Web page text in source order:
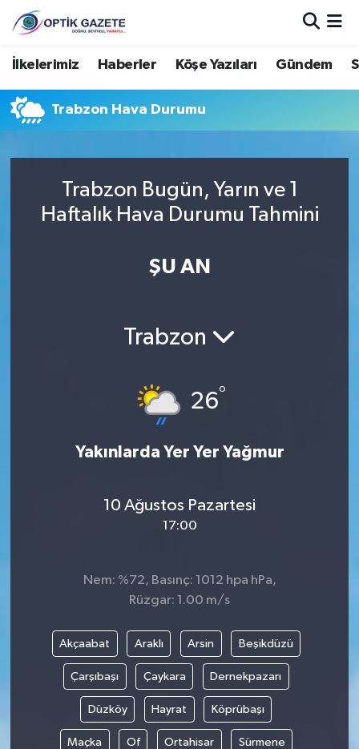
İlkelerimiz Haberler Köşe Yazıları Gündem
Trabzon Hava Durumu
Trabzon Bugün, Yarın ve 1
Haftalık Hava Durumu Tahmini
ŞU AN
Trabzon
26°
Yakınlarda Yer Yer Yağmur
10 Ağustos Pazartesi
17:00
Nem: %72, Basınç: 1012 hpa hPa,
Rüzgar: 1.00 m/s
Akçaabat Araklı Arsin Beşikdüzü
Çarşıbaşı Çaykara Dernekpazarı
Düzköy Hayrat Köprübaşı
Maçka Of Ortahisar Sürmene
Nöbetçi Eczaneler
Hava Durumu
Trafik Durumu
Süper Lig Puan Durumu ve Fikstür